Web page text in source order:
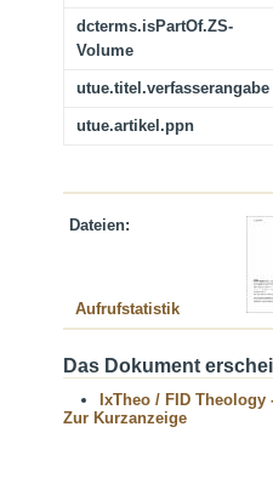
dcterms.isPartOf.ZS-
Volume
utue.titel.verfasserangabe
utue.artikel.ppn
Dateien:
Aufrufstatistik
Das Dokument
IxTheo / FID Theology
Zur Kurzanzeige